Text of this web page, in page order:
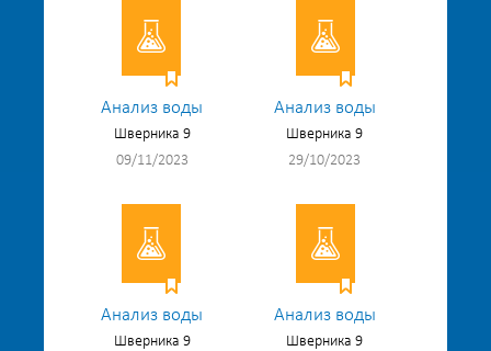
Анализ воды
Шверника 9
09/11/2023
Анализ воды
Шверника 9
29/10/2023
Анализ воды
Шверника 9
Анализ воды
Шверника 9